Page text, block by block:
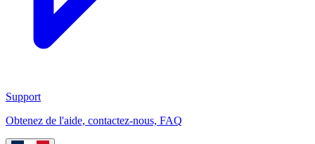
Support
Obtenez de l'aide, contactez-nous, FAQ